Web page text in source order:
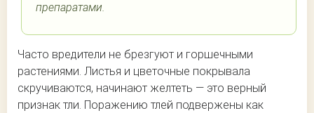
препаратами.
Часто вредители не брезгуют и горшечными
растениями. Листья и цветочные покрывала
скручиваются, начинают желтеть — это верный
признак тли. Поражению тлей подвержены как